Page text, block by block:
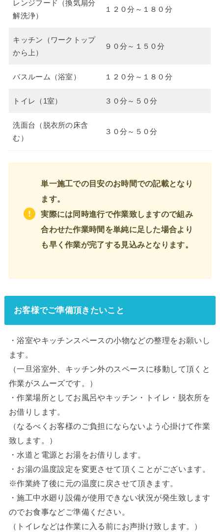
レンジフード（換気扇分
解洗浄）
１２０分～１８０分
キッチン（ワークトップ
から上）
９０分～１５０分
バスルーム（浴室） １２０分～１８０分
トイレ（1室） ３０分～５０分
洗面台（脱衣所の床含
む）
３０分～５０分
単一施工での目安のお時間での記載となり
ます。
実際には同時進行で作業致しますので組み
合わせた作業時間を単純に足した場合より
も早く作業が完了する見込みとなります。
お客様でご準備頂きたいこと
・浴室やキッチンスペースの小物などの整理をお願いし
ます。
（一旦浴室外、キッチン外のスペースに移動して頂くと
作業がスムーズです。）
・作業場所としてお風呂やキッチン・トイレ・脱衣所を
お借りします。
（なるべくお客様のご負担にならないよう心掛けて作業
致します。）
・水道と電源とお湯をお借りします。
・お湯の温度設定を変更させて頂くことがございます。
※作業終了後に元の温度に戻させて頂きます。
・施工中水廻り設備が使用できない状況が発生致します
のでお食事などご準備ください。
（トイレなどは作業に入る前にお声掛け致します。）